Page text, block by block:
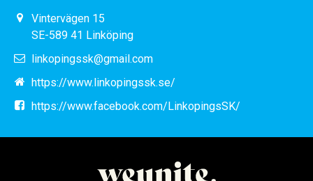
Vintervägen 15
SE-589 41 Linköping
linkopingssk@gmail.com
https://www.linkopingssk.se/
https://www.facebook.com/LinkopingsSK/